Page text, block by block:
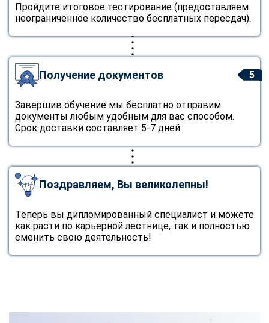
Пройдите итоговое тестирование (предоставляем
неограниченное количество бесплатных пересдач).
5
Получение документов
Завершив обучение мы бесплатно отправим
документы любым удобным для вас способом.
Срок доставки составляет 5-7 дней.
Поздравляем, Вы великолепны!
Теперь вы дипломированный специалист и можете
как расти по карьерной лестнице, так и полностью
сменить свою деятельность!